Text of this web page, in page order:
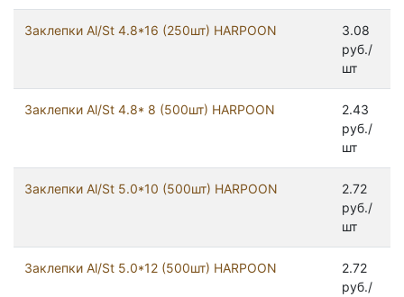
Заклепки Al/St 4.8*16 (250шт) HARPOON
3.08
руб./
шт
Заклепки Al/St 4.8* 8 (500шт) HARPOON
2.43
руб./
шт
Заклепки Al/St 5.0*10 (500шт) HARPOON
2.72
руб./
шт
Заклепки Al/St 5.0*12 (500шт) HARPOON
2.72
руб./